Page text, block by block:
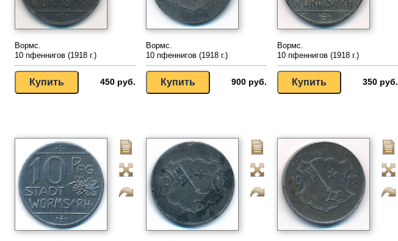
Вормс.
10 пфеннигов (1918 г.)
450 руб.
Вормс.
10 пфеннигов (1918 г.)
900 руб.
Вормс.
10 пфеннигов (1918 г.)
350 руб.